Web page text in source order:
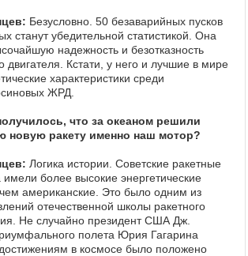
Безусловно. 50 безаварийных пусков
станут убедительной статистикой. Она
надежность и безотказность
двигателя. Кстати, у него и лучшие в мире
характеристики среди
ЖРД.
что за океаном решили
новую ракету именно наш мотор?
Логика истории. Советские ракетные
имели более высокие энергетические
чем американские. Это было одним из
отечественной школы ракетного
Не случайно президент США Дж.
полета Юрия Гагарина
в космосе было положено